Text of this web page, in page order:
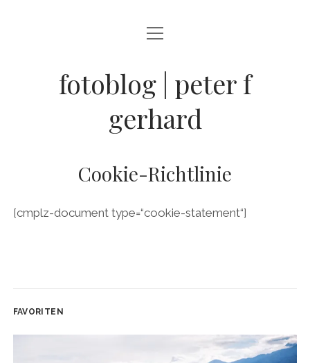
BLOG
JAZZ LIVE !
ZEN MOMENTE
INFO Menü
Menü
öffnen
fotoblog | peter f
gerhard
Cookie-Richtlinie
[cmplz-document type=“cookie-statement“]
FAVORITEN